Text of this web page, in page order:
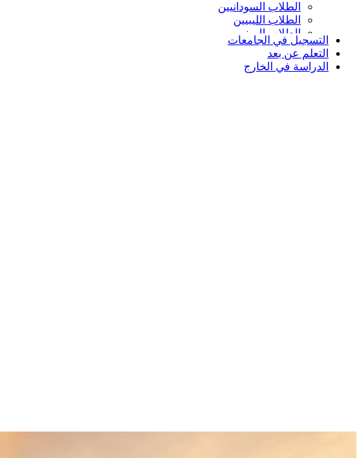
الطلاب السودانيين
الطلاب الليبيين
الطلاب اليمنيين
التسجيل في الجامعات
التعلم عن بعد
الدراسة في الخارج